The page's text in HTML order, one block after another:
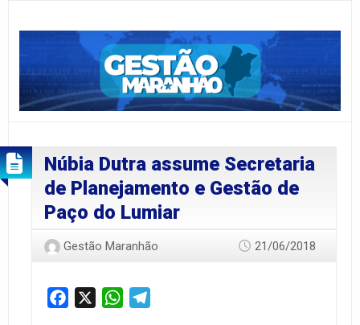
Núbia Dutra assume Secretaria
de Planejamento e Gestão de
Paço do Lumiar
Gestão Maranhão 21/06/2018
Facebook WhatsApp